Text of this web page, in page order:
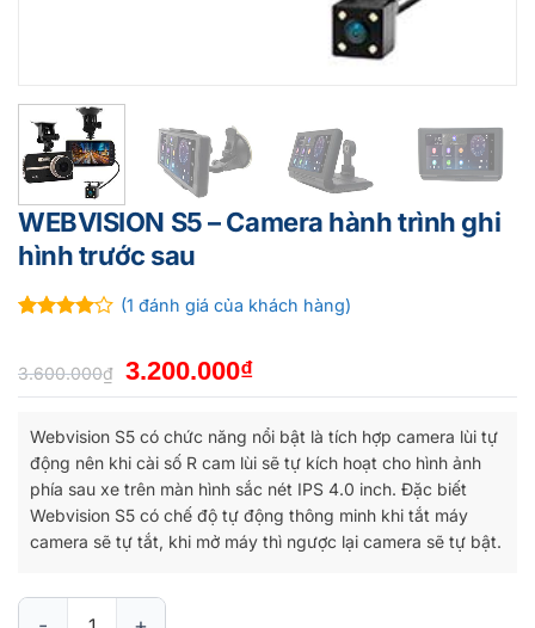
WEBVISION S5 – Camera hành trình ghi
hình trước sau
đánh giá
(1 đánh giá của khách hàng)
3.600.000₫
Giá
gốc
là:
3.600.000₫.
3.200.000₫Giá
hiện
tại
là:
3.200.000₫.
Webvision S5 có chức năng nổi bật là tích hợp camera lùi tự
động nên khi cài số R cam lùi sẽ tự kích hoạt cho hình ảnh
phía sau xe trên màn hình sắc nét IPS 4.0 inch. Đặc biết
Webvision S5 có chế độ tự động thông minh khi tắt máy
camera sẽ tự tắt, khi mở máy thì ngược lại camera sẽ tự bật.
WEBVISION S5 – Camera hành trình ghi hình trước sau số